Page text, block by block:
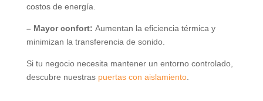
costos de energía.
– Mayor confort: Aumentan la eficiencia térmica y
minimizan la transferencia de sonido.
Si tu negocio necesita mantener un entorno controlado,
descubre nuestras puertas con aislamiento.